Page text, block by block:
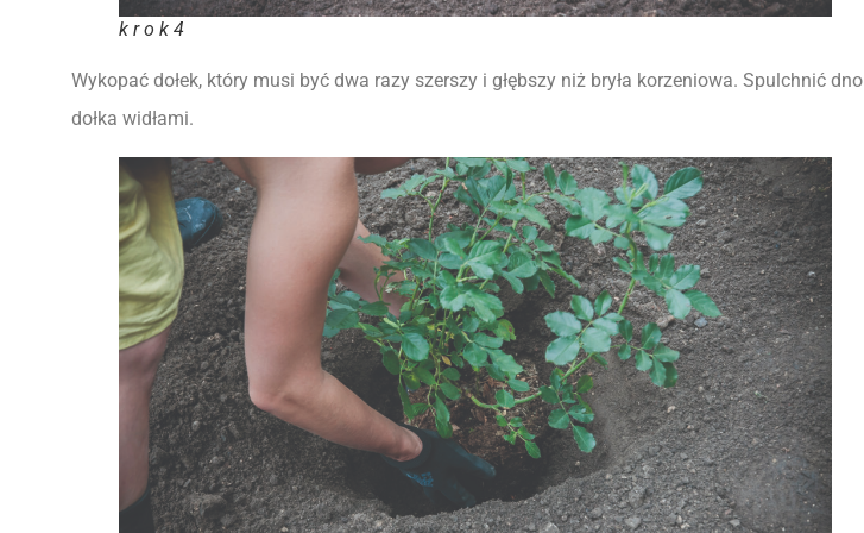
k r o k 4
Wykopać dołek, który musi być dwa razy szerszy i głębszy niż bryła korzeniowa. Spulchnić dno
dołka widłami.